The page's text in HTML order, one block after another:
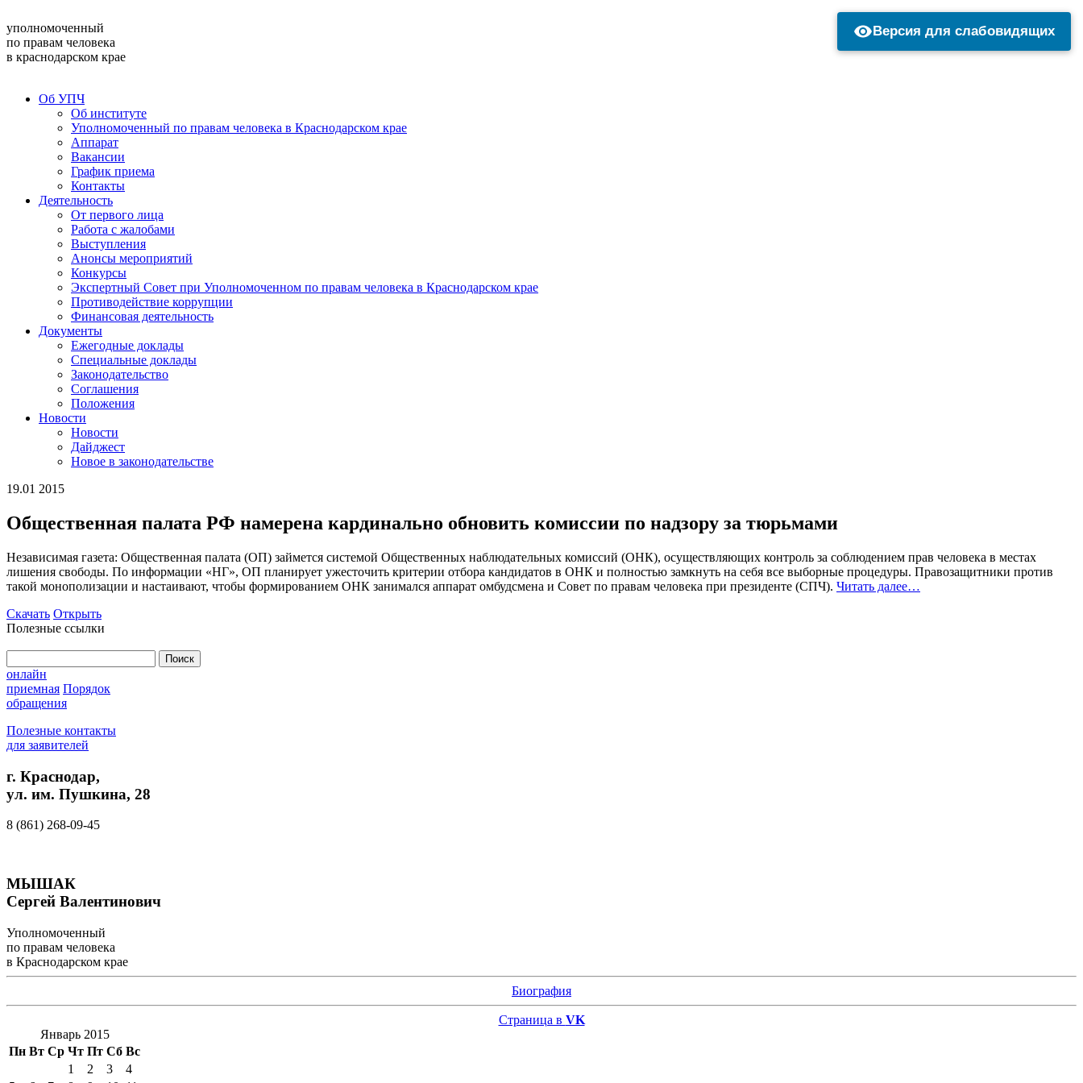
уполномоченный
по правам человека
в краснодарском крае
Об УПЧ
Об институте
Уполномоченный по правам человека в Краснодарском крае
Аппарат
Вакансии
График приема
Контакты
Деятельность
От первого лица
Работа с жалобами
Выступления
Анонсы мероприятий
Конкурсы
Экспертный Совет при Уполномоченном по правам человека в Краснодарском крае
Противодействие коррупции
Финансовая деятельность
Документы
Ежегодные доклады
Специальные доклады
Законодательство
Соглашения
Положения
Новости
Новости
Дайджест
Новое в законодательстве
19.01 2015
Общественная палата РФ намерена кардинально обновить комиссии по надзору за тюрьмами
Независимая газета: Общественная палата (ОП) займется системой Общественных наблюдательных комиссий (ОНК), осуществляющих контроль за соблюдением прав человека в местах
лишения свободы. По информации «НГ», ОП планирует ужесточить критерии отбора кандидатов в ОНК и полностью замкнуть на себя все выборные процедуры. Правозащитники против
такой монополизации и настаивают, чтобы формированием ОНК занимался аппарат омбудсмена и Совет по правам человека при президенте (СПЧ). Читать далее…
Скачать Открыть
Полезные ссылки
онлайн
приемная Порядок
обращения
Полезные контакты
для заявителей
г. Краснодар,
ул. им. Пушкина, 28
8 (861) 268-09-45
МЫШАК
Сергей Валентинович
Уполномоченный
по правам человека
в Краснодарском крае
Биография
Страница в VK
Январь 2015
Пн Вт Ср Чт Пт Сб Вс
1
2 3
4
Версия для слабовидящих